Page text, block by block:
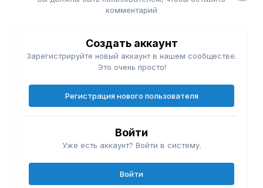
комментарий
Создать аккаунт
Зарегистрируйте новый аккаунт в нашем сообществе.
Это очень просто!
Регистрация нового пользователя
Войти
Уже есть аккаунт? Войти в систему.
Войти